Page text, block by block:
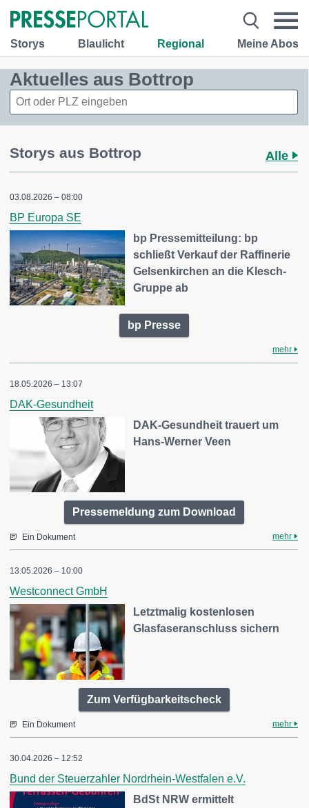
Storys Blaulicht Regional Meine Abos
Aktuelles aus Bottrop
Storys aus Bottrop Alle
03.08.2026 – 08:00
BP Europa SE
bp Pressemitteilung: bp
schließt Verkauf der Raffinerie
Gelsenkirchen an die Klesch-
Gruppe ab
bp Presse
mehr
18.05.2026 – 13:07
DAK-Gesundheit
DAK-Gesundheit trauert um
Hans-Werner Veen
Pressemeldung zum Download
Ein Dokument mehr
13.05.2026 – 10:00
Westconnect GmbH
Letztmalig kostenlosen
Glasfaseranschluss sichern
Zum Verfügbarkeitscheck
Ein Dokument mehr
30.04.2026 – 12:52
Bund der Steuerzahler Nordrhein-Westfalen e.V.
BdSt NRW ermittelt